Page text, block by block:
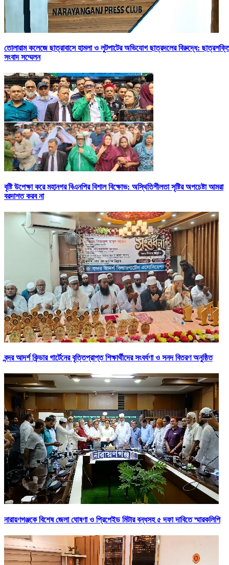
তোলারাম কলেজে ছাত্রাবাসে হামলা ও লুটপাটের অভিযোগ ছাত্রদলের বিরুদ্ধে:
সংবাদ সম্মেলন
বৃষ্টি উপেক্ষা করে মহানগর বিএনপির বিশাল বিক্ষোভ: অস্থিতিশীলতা সৃষ্টির অপচেষ্টা আমরা
বরদাশত করব না
বন্দর আদর্শ কিন্ডার গার্টেনের বৃত্তিপ্রাপ্ত শিক্ষার্থীদের সংবর্ধণা ও সনদ বিতরণ অনুষ্ঠিত
নারায়ণগঞ্জকে বিশেষ জেলা ঘোষণা ও প্রিপেইড মিটার বন্ধসহ ৫ দফা দাবিতে স্মারকলিপি